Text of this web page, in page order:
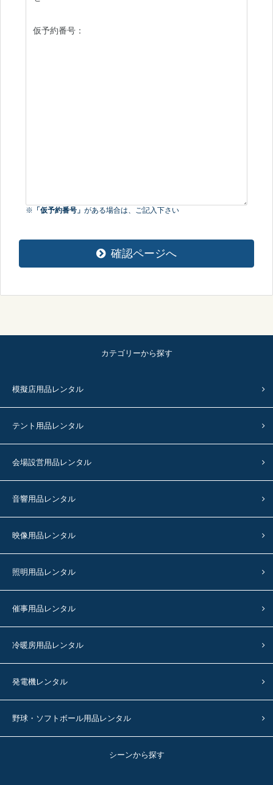
※ 「仮予約番号」 がある場合は、ご記入下さい
確認ページへ
カテゴリーから探す
模擬店用品レンタル
テント用品レンタル
会場設営用品レンタル
音響用品レンタル
映像用品レンタル
照明用品レンタル
催事用品レンタル
冷暖房用品レンタル
発電機レンタル
野球・ソフトボール用品レンタル
シーンから探す